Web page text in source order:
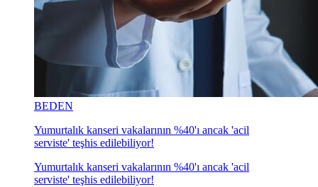
BEDEN
Yumurtalık kanseri vakalarının %40'ı ancak 'acil
serviste' teşhis edilebiliyor!
Yumurtalık kanseri vakalarının %40'ı ancak 'acil
serviste' teşhis edilebiliyor!